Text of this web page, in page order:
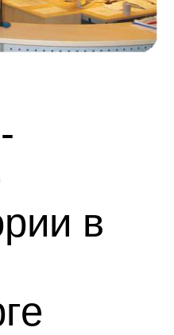
в